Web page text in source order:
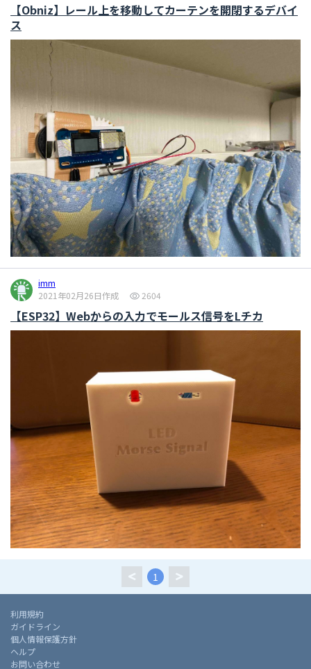
【Obniz】レール上を移動してカーテンを開閉するデバイ
ス
imm
2021年02月26日作成
2604
【ESP32】Webからの入力でモールス信号をLチカ
1
利用規約
ガイドライン
個人情報保護方針
ヘルプ
お問い合わせ